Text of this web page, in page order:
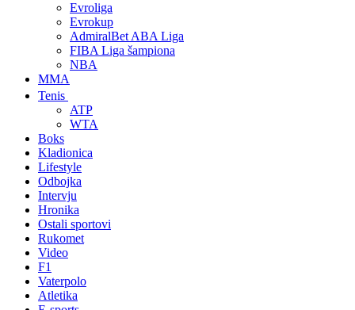
Evroliga
Evrokup
AdmiralBet ABA Liga
FIBA Liga šampiona
NBA
MMA
Tenis
ATP
WTA
Boks
Kladionica
Lifestyle
Odbojka
Intervju
Hronika
Ostali sportovi
Rukomet
Video
F1
Vaterpolo
Atletika